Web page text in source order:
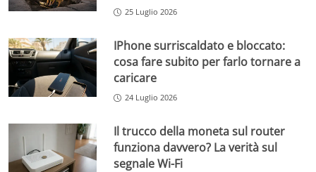
25 Luglio 2026
IPhone surriscaldato e bloccato:
cosa fare subito per farlo tornare a
caricare
24 Luglio 2026
Il trucco della moneta sul router
funziona davvero? La verità sul
segnale Wi-Fi